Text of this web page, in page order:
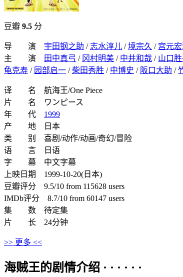
豆瓣 9.5 分
导 演 宇田钢之助 /志水淳儿 /境宗久 / 宫元
主 演
田中真弓 / 冈村明美 / 中井和哉 / 山口
龟克寿 / 园部启一 /柴田秀胜 / 中博史 / 阪口大助 /
译 名 航海王/One Piece
片 名 ワンピース
年 代 1999
产 地 日本
类 别 喜剧/动作/动画/奇幻/冒险
语 言 日语
字 幕 中文字幕
上映日期 1999-10-20(日本)
豆瓣评分 9.5/10 from 115628 users
IMDb评分 8.7/10 from 60147 users
集 数 待定集
片 长 24分钟
>> 更多 <<
海贼王的剧情介绍 · · · · · ·